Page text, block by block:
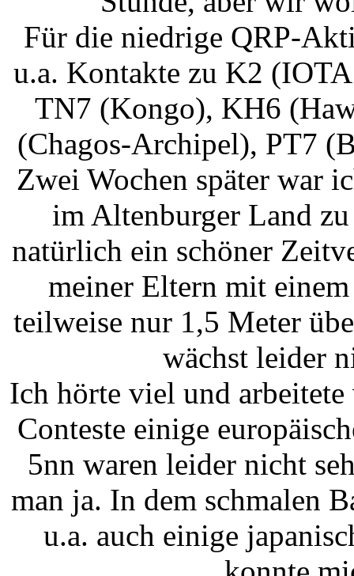
Für die niedrige QRP-
u.a. Kontakte zu K2
TN7 (Kongo), KH6
(Chagos-Archipel), PT7
Zwei Wochen später war
im Altenburger Land
natürlich ein schöner
meiner Eltern mit
teilweise nur 1,5 Meter
wächst leider
Ich hörte viel und
Conteste einige
5nn waren leider nicht
man ja. In dem schmalen
u.a. auch einige